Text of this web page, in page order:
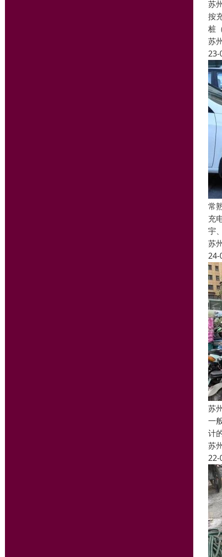
苏
按
桩
苏
23-
常
充
宇
苏
24-
苏
一
计
苏
22-